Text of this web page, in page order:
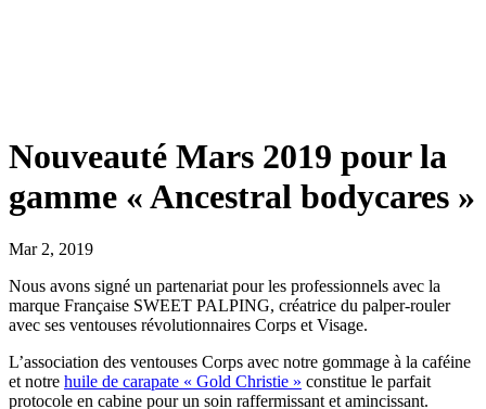
Nouveauté Mars 2019 pour la
gamme « Ancestral bodycares »
Mar 2, 2019
Nous avons signé un partenariat pour les professionnels avec la
marque Française SWEET PALPING, créatrice du palper-rouler
avec ses ventouses révolutionnaires Corps et Visage.
L’association des ventouses Corps avec notre gommage à la caféine
et notre huile de carapate « Gold Christie » constitue le parfait
protocole en cabine pour un soin raffermissant et amincissant.